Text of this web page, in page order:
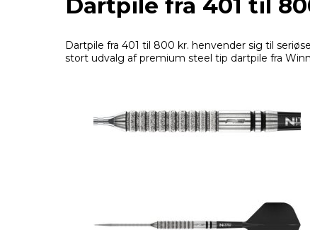
Dartpile fra 401 til
Dartpile fra 401 til 800 kr. henvender sig til
stort udvalg af premium steel tip dartpile fra